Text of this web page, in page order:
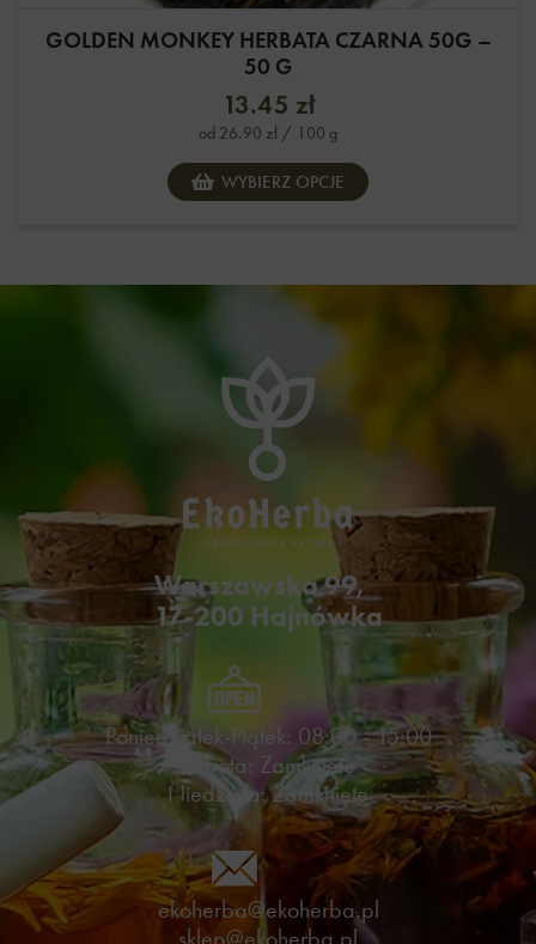
GOLDEN MONKEY HERBATA CZARNA 50G –
50 G
13.45 zł
od 26.90 zł / 100 g
WYBIERZ OPCJE
Warszawska 99,
17-200 Hajnówka
Poniedziałek-Piątek: 08:00 - 15:00
Sobota: Zamknięte
Niedziela: Zamknięte
ekoherba@ekoherba.pl